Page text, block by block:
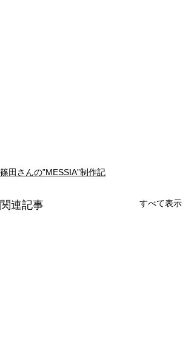
篠田さんの”MESSIA”制作記
関連記事 すべて表示